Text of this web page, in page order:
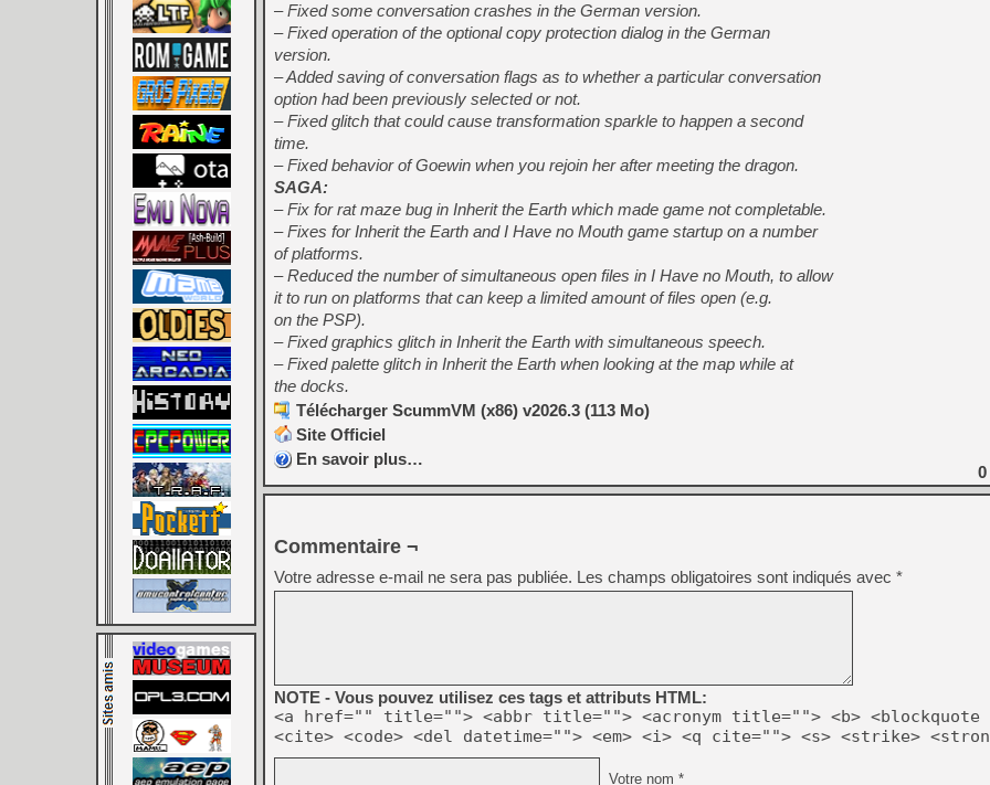
[Mo5] Deux inédits du
[GK] Le beat'em up The
[GK] Endless Legend 2 :
[LS] [PS5] Premiers
– Fixed some conversation crashes in the German version.
– Fixed operation of the optional copy protection dialog in the German
version.
– Added saving of conversation flags as to whether a particular conversation
option had been previously selected or not.
– Fixed glitch that could cause transformation sparkle to happen a second
time.
– Fixed behavior of Goewin when you rejoin her after meeting the dragon.
SAGA:
– Fix for rat maze bug in Inherit the Earth which made game not completable.
– Fixes for Inherit the Earth and I Have no Mouth game startup on a number
of platforms.
– Reduced the number of simultaneous open files in I Have no Mouth, to allow
it to run on platforms that can keep a limited amount of files open (e.g.
on the PSP).
– Fixed graphics glitch in Inherit the Earth with simultaneous speech.
– Fixed palette glitch in Inherit the Earth when looking at the map while at
the docks.
Télécharger ScummVM (x86) v2026.3 (113 Mo)
Site Officiel
En savoir plus…
0
Commentaire ¬
Votre adresse e-mail ne sera pas publiée. Les champs obligatoires sont indiqués avec *
NOTE - Vous pouvez utilisez ces tags et attributs HTML:
<a href="" title=""> <abbr title=""> <acronym title=""> <b> <blockquote
<cite> <code> <del datetime=""> <em> <i> <q cite=""> <s> <strike>
Votre nom *